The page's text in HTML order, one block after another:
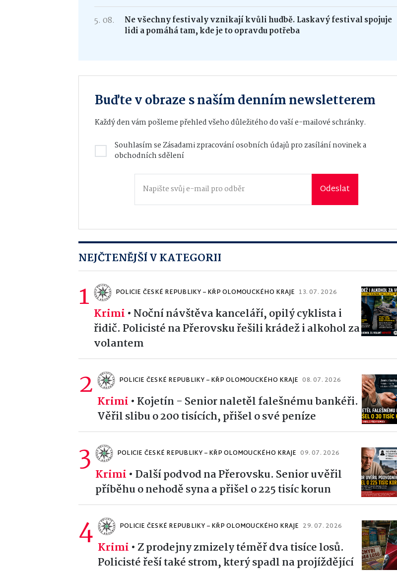
5. 08.
Ne všechny festivaly vznikají kvůli hudbě. Laskavý festival spojuje
lidi a pomáhá tam, kde je to opravdu potřeba
Buďte v obraze s naším denním newsletterem
Každý den vám pošleme přehled všeho důležitého do vaší e-mailové schránky.
Souhlasím seZásadami zpracování osobních údajůpro zasílání novinek a
obchodních sdělení
Odeslat
NEJČTENĚJŠÍ V KATEGORII
1 POLICIE ČESKÉ REPUBLIKY – KŘP OLOMOUCKÉHO KRAJE 13. 07. 2026
Krimi • Noční návštěva kanceláří, opilý cyklista i
řidič. Policisté na Přerovsku řešili krádež i alkohol za
volantem
2 POLICIE ČESKÉ REPUBLIKY – KŘP OLOMOUCKÉHO KRAJE 08. 07. 2026
Krimi • Kojetín - Senior naletěl falešnému bankéři.
Věřil slibu o 200 tisících, přišel o své peníze
3 POLICIE ČESKÉ REPUBLIKY – KŘP OLOMOUCKÉHO KRAJE 09. 07. 2026
Krimi • Další podvod na Přerovsku. Senior uvěřil
příběhu o nehodě syna a přišel o 225 tisíc korun
4 POLICIE ČESKÉ REPUBLIKY – KŘP OLOMOUCKÉHO KRAJE 29. 07. 2026
Krimi • Z prodejny zmizely téměř dva tisíce losů.
Policisté řeší také strom, který spadl na projíždějící